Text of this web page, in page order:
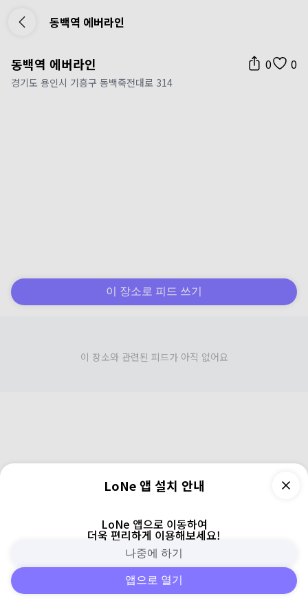
동백역 에버라인
동백역 에버라인 0 0
경기도 용인시 기흥구 동백죽전대로 314
이 장소로 피드 쓰기
이 장소와 관련된 피드가 아직 없어요
피드 주변 검색 로그인
LoNe 앱 설치 안내
LoNe 앱으로 이동하여
더욱 편리하게 이용해보세요!
나중에 하기
앱으로 열기